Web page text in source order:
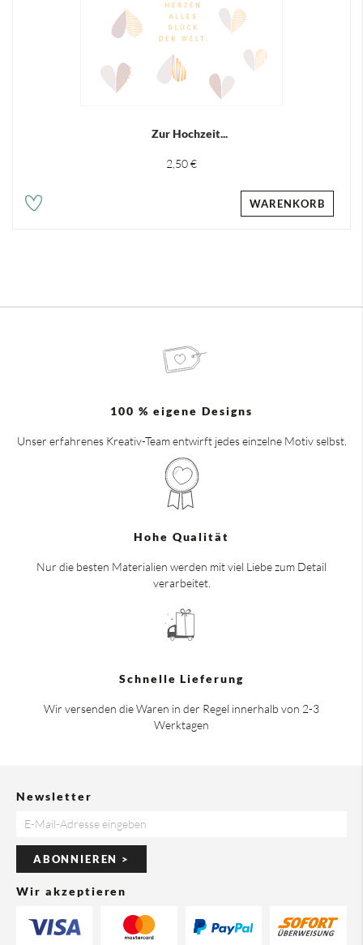
Zur Hochzeit...
2,50 €
WARENKORB
100 % eigene Designs
Unser erfahrenes Kreativ-Team entwirft jedes einzelne Motiv selbst.
Hohe Qualität
Nur die besten Materialien werden mit viel Liebe zum Detail
verarbeitet.
Schnelle Lieferung
Wir versenden die Waren in der Regel innerhalb von 2-3
Werktagen
Newsletter
ABONNIEREN >
Wir akzeptieren